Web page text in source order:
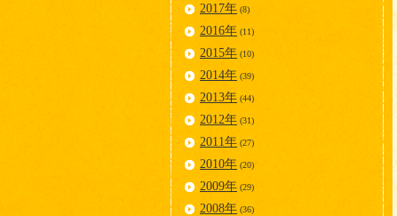
2017年 (8)
2016年 (11)
2015年 (10)
2014年 (39)
2013年 (44)
2012年 (31)
2011年 (27)
2010年 (20)
2009年 (29)
2008年 (36)